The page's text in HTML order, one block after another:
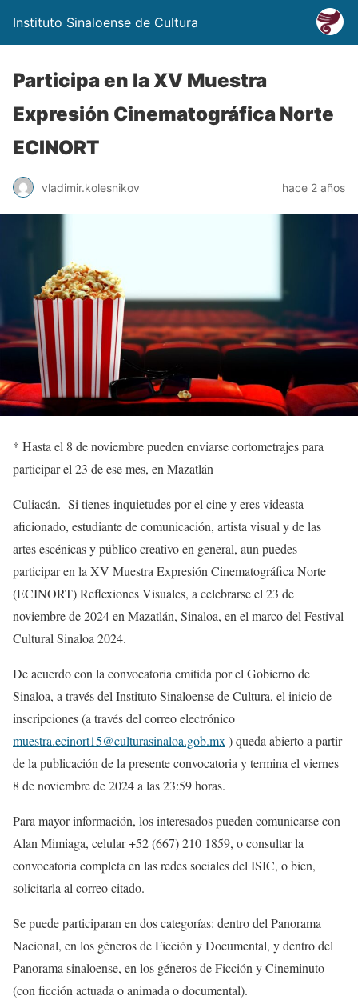
Instituto Sinaloense de Cultura
Participa en la XV Muestra
Expresión Cinematográfica Norte
ECINORT
vladimir.kolesnikov hace 2 años
* Hasta el 8 de noviembre pueden enviarse cortometrajes para
participar el 23 de ese mes, en Mazatlán
Culiacán.- Si tienes inquietudes por el cine y eresvideasta
aﬁcionado, estudiante de comunicación, artista visual y de las
artes escénicas y público creativo en general, aun puedes
participar en la XV Muestra Expresión Cinematográfica Norte
(ECINORT)Reflexiones Visuales, a celebrarse el 23 de
noviembre de 2024 en Mazatlán, Sinaloa, en el marco del Festival
Cultural Sinaloa 2024.
De acuerdo con la convocatoria emitida por el Gobierno de
Sinaloa, a través del Instituto Sinaloense de Cultura, el inicio de
inscripciones(a través del correo electrónico
muestra.ecinort15@culturasinaloa.gob.mx )queda abierto a partir
de la publicación de la presente convocatoria y termina el viernes
8 de noviembre de 2024 a las 23:59 horas.
Para mayor información, los interesados pueden comunicarse con
Alan Mimiaga, celular +52 (667) 210 1859, o consultar la
convocatoria completa en las redes sociales del ISIC, o bien,
solicitarla al correo citado.
Se puede participaran en doscategorías: dentro del Panorama
Nacional, en los géneros deFicción yDocumental, y dentro del
Panorama sinaloense, en los géneros deFicción yCineminuto
(con ficción actuada o animada o documental).